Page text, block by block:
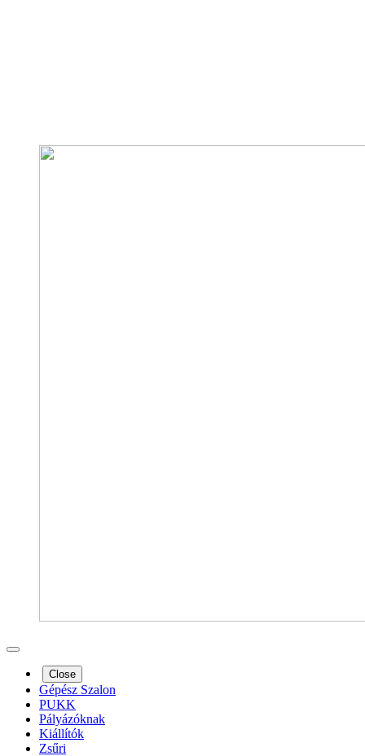
Close
Gépész Szalon
PUKK
Pályázóknak
Kiállítók
Zsűri